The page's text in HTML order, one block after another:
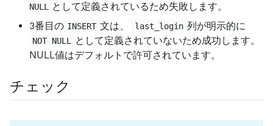
NULL
として定義されているため失敗します。
3番目の INSERT 文は、 last_login 列が明示的に
NOT NULL
として定義されていないため成功します。
NULL値はデフォルトで許可されています。
チェック